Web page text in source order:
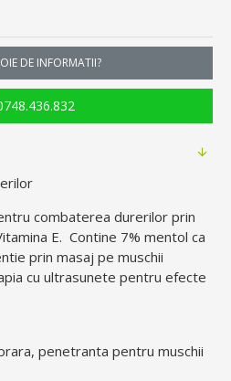
DE INFORMATII?
combaterea durerilor prin
E. Contine 7% mentol ca
prin masaj pe muschii
cu ultrasunete pentru efecte
penetranta pentru muschii